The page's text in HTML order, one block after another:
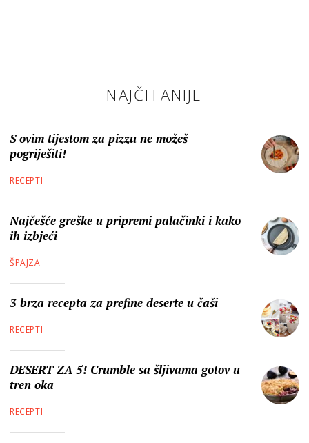
NAJČITANIJE
S ovim tijestom za pizzu ne možeš
pogriješiti!
RECEPTI
Najčešće greške u pripremi palačinki i kako
ih izbjeći
ŠPAJZA
3 brza recepta za prefine deserte u čaši
RECEPTI
DESERT ZA 5! Crumble sa šljivama gotov u
tren oka
RECEPTI